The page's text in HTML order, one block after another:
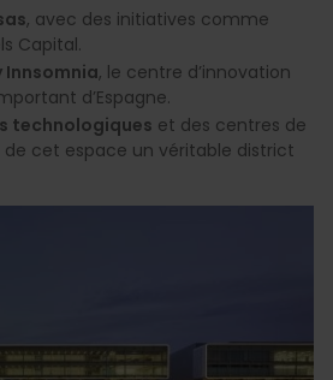
, avec des initiatives comme
Capital.
Innsomnia, le centre d’innovation
d’Espagne.
technologiques et des centres de
cet espace un véritable district